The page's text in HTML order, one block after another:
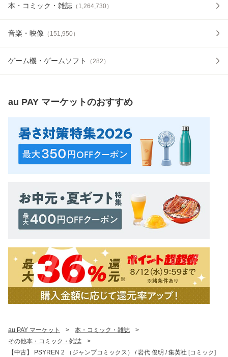
本・コミック・雑誌 （ 1,264,730）
音楽・映像 （ 151,950）
ゲーム機・ゲームソフト （282 ）
au PAY マーケットのおすすめ
au PAY マーケット > 本・コミック・雑誌
>
その他本・コミック・雑誌
>
【中古】 PSYREN 2 （ジャンプコミックス） / 岩代 俊明 / 集英社 [コミック]